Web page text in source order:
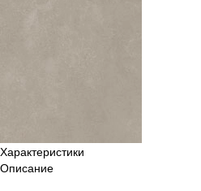
Характеристики
Описание